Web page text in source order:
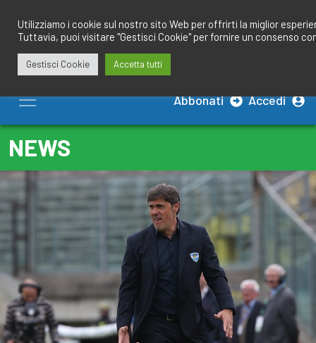
contenuto
Abbonati Accedi
NEWS
Utilizziamo i cookie sul nostro sito Web per offrirti la miglior
Tuttavia, puoi visitare "Gestisci Cookie" per fornire un consenso
Gestisci Cookie Accetta tutti